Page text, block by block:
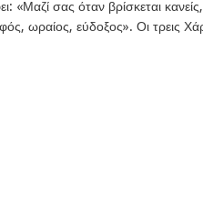
«Μαζί σας όταν βρίσκεται
ωραίος, εύδοξος». Οι τρεις